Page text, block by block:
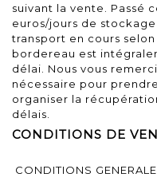
suivant la vente. Passé
euros/jours de
transport en cours
bordereau est
délai. Nous vous
nécessaire pour
organiser la
délais.
CONDITIONS DE
CONDITIONS